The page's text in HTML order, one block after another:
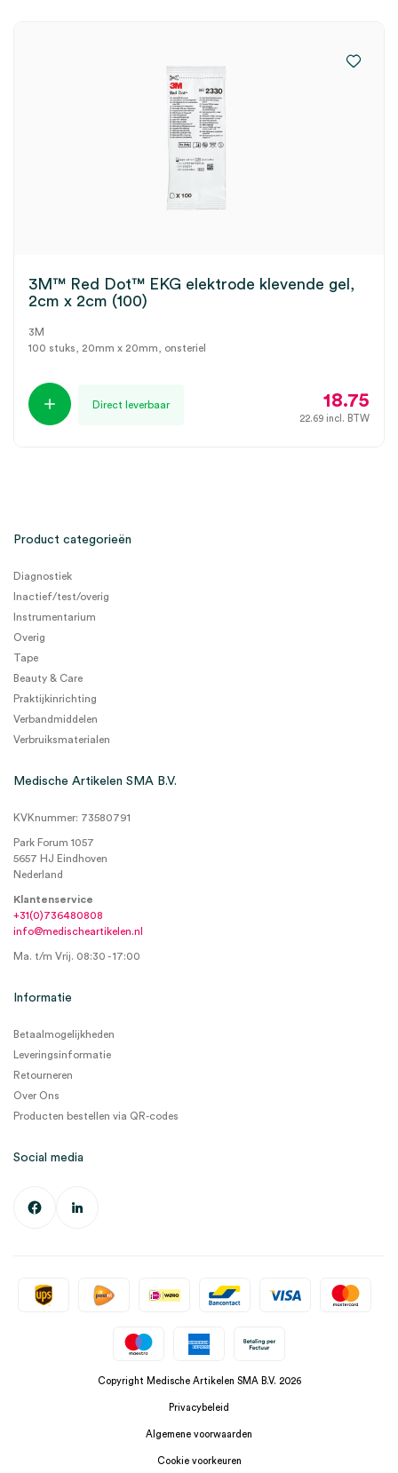
3M™ Red Dot™ EKG elektrode klevende gel,
2cm x 2cm (100)
3M
100 stuks, 20mm x 20mm, onsteriel
Direct leverbaar 18.75
22.69 incl. BTW
Product categorieën
Diagnostiek
Inactief/test/overig
Instrumentarium
Overig
Tape
Beauty & Care
Praktijkinrichting
Verbandmiddelen
Verbruiksmaterialen
Medische Artikelen SMA B.V.
KVKnummer: 73580791
Park Forum 1057
5657 HJ Eindhoven
Nederland
Klantenservice
+31(0)736480808
info@medischeartikelen.nl
Ma. t/m Vrij. 08:30 - 17:00
Informatie
Betaalmogelijkheden
Leveringsinformatie
Retourneren
Over Ons
Producten bestellen via QR-codes
Social media
Copyright Medische Artikelen SMA B.V. 2026
Privacybeleid
Algemene voorwaarden
Cookie voorkeuren